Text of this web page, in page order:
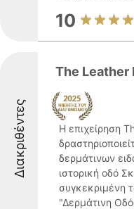
10
Διακριθέντες
The Leather
Η επιχείρηση
δερμάτινων
ιστορική οδό
συγκεκριμένη
"Δερμάτινη